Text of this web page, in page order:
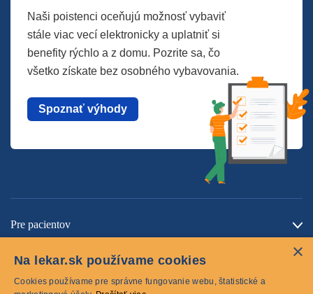
Naši poistenci oceňujú možnosť vybaviť
stále viac vecí elektronicky a uplatniť si
benefity rýchlo a z domu. Pozrite sa, čo
všetko získate bez osobného vybavovania.
Spoznať výhody
Pre pacientov
×
Na lekar.sk používame cookies
Cookies používame pre správne fungovanie webu, štatistické a